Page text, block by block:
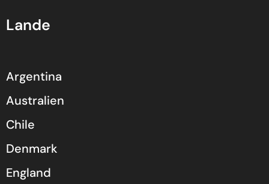
Lande
Argentina
Australien
Chile
Denmark
England